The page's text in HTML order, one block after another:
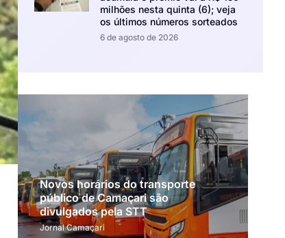
milhões nesta quinta (6); veja
os últimos números sorteados
6 de agosto de 2026
Novos horários do transporte
público de Camaçari são
divulgados pela STT
Jornal Camaçari